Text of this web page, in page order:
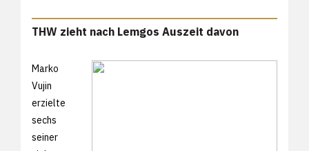
THW zieht nach Lemgos Auszeit davon
Marko
Vujin
erzielte
sechs
seiner